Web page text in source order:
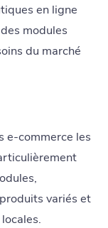
en ligne
modules
du marché
e-commerce les
variés et